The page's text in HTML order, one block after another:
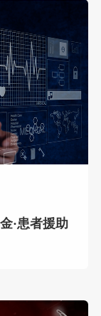
·患者援助